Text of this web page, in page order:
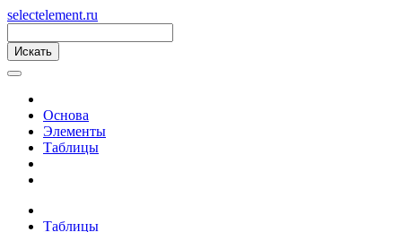
selectelement.ru
Основа
Элементы
Таблицы
Таблицы